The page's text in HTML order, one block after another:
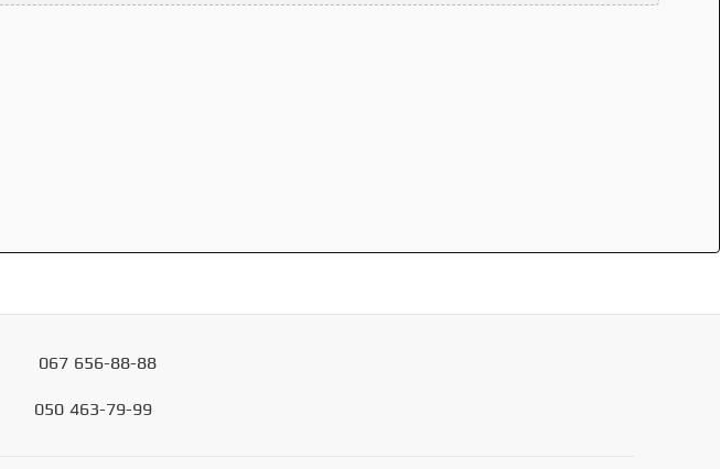
067 656-88-88
050 463-79-99